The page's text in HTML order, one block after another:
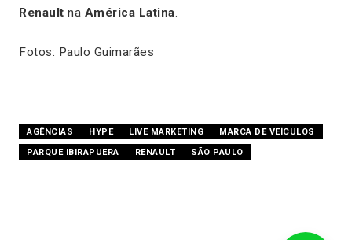
Renault na América Latina
Fotos: Paulo Guimarães
AGÊNCIAS HYPE LIVE MARKETING
MARCA DE VEÍCULOS
PARQUE IBIRAPUERA
RENAULT SÃO PAULO